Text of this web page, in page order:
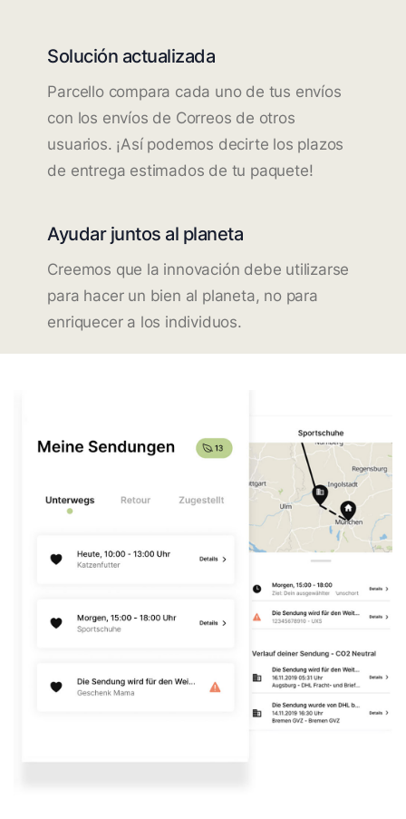
Solución actualizada
Parcello compara cada uno de tus envíos
con los envíos de Correos de otros
usuarios. ¡Así podemos decirte los plazos
de entrega estimados de tu paquete!
Ayudar juntos al planeta
Creemos que la innovación debe utilizarse
para hacer un bien al planeta, no para
enriquecer a los individuos.